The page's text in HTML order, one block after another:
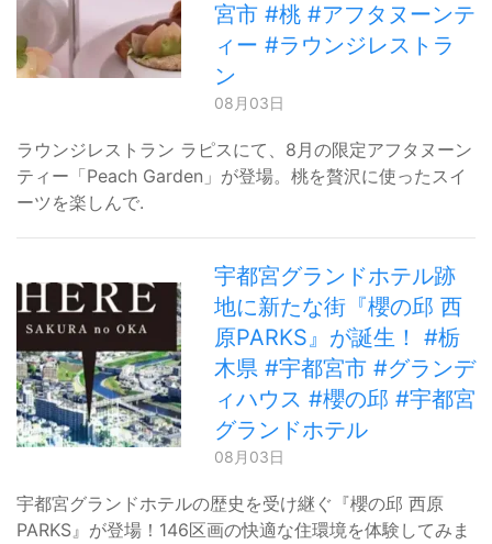
宮市 #桃 #アフタヌーンテ
ィー #ラウンジレストラ
ン
08月03日
ラウンジレストラン ラピスにて、8月の限定アフタヌーン
ティー「Peach Garden」が登場。桃を贅沢に使ったスイ
ーツを楽しんで.
宇都宮グランドホテル跡
地に新たな街『櫻の邱 西
原PARKS』が誕生！ #栃
木県 #宇都宮市 #グランデ
ィハウス #櫻の邱 #宇都宮
グランドホテル
08月03日
宇都宮グランドホテルの歴史を受け継ぐ『櫻の邱 西原
PARKS』が登場！146区画の快適な住環境を体験してみま